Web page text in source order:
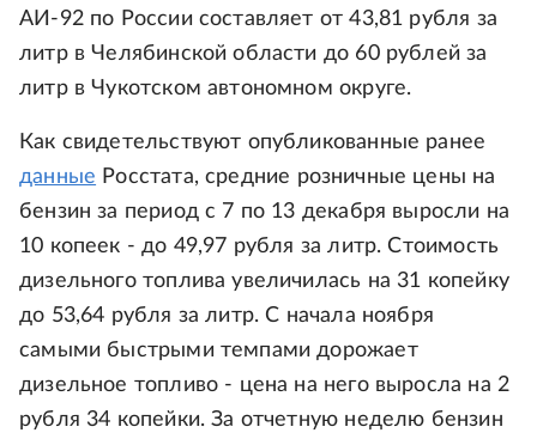
АИ-92 по России составляет от 43,81 рубля за
литр в Челябинской области до 60 рублей за
литр в Чукотском автономном округе.
Как свидетельствуют опубликованные ранее
данные Росстата, средние розничные цены на
бензин за период с 7 по 13 декабря выросли на
10 копеек - до 49,97 рубля за литр. Стоимость
дизельного топлива увеличилась на 31 копейку
до 53,64 рубля за литр. С начала ноября
самыми быстрыми темпами дорожает
дизельное топливо - цена на него выросла на 2
рубля 34 копейки. За отчетную неделю бензин